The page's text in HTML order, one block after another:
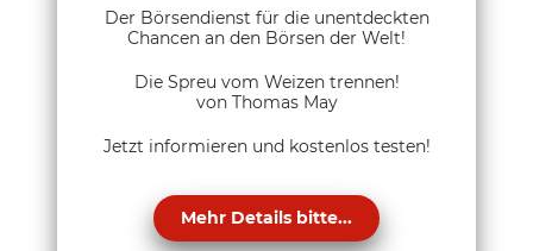
Der Börsendienst für die unentdeckten
Chancen an den Börsen der Welt!
Die Spreu vom Weizen trennen!
von Thomas May
Jetzt informieren und kostenlos testen!
Mehr Details bitte...